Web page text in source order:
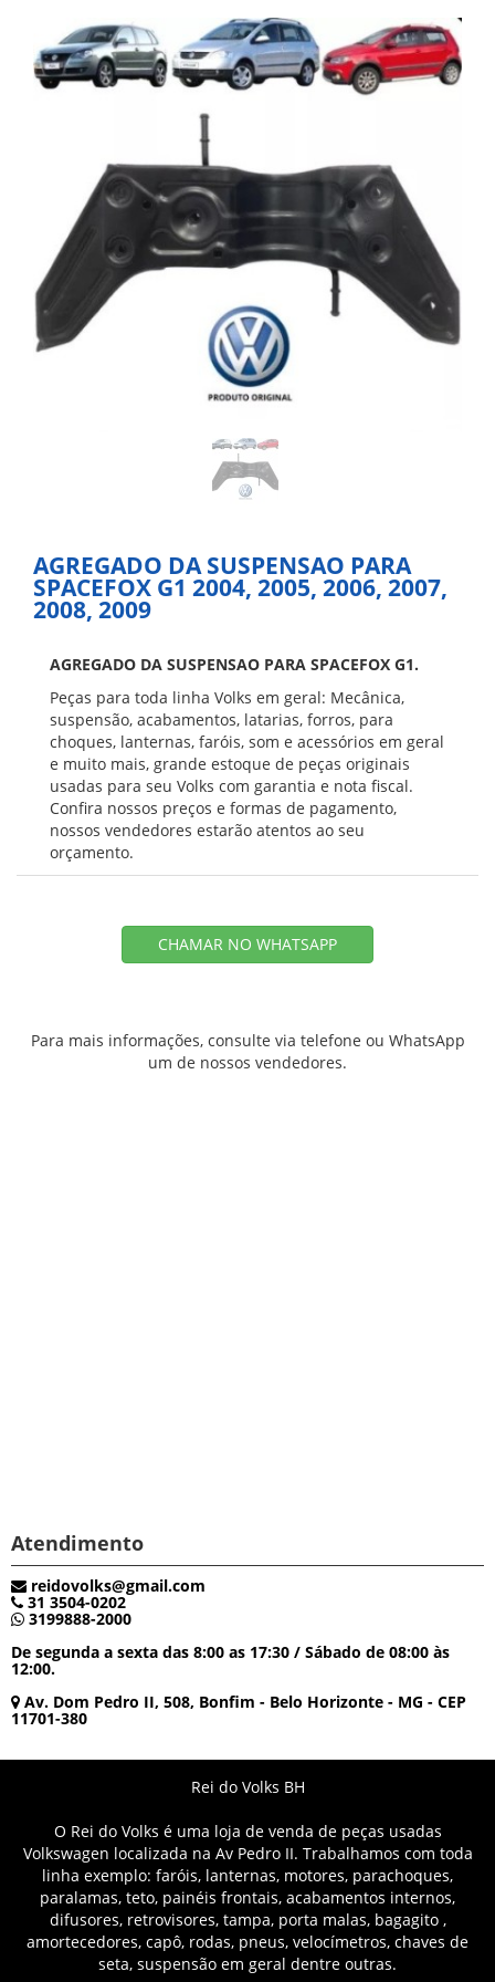
AGREGADO DA SUSPENSAO PARA
SPACEFOX G1 2004, 2005, 2006, 2007,
2008, 2009
AGREGADO DA SUSPENSAO PARA SPACEFOX G1.
Peças para toda linha Volks em geral: Mecânica,
suspensão, acabamentos, latarias, forros, para
choques, lanternas, faróis, som e acessórios em geral
e muito mais, grande estoque de peças originais
usadas para seu Volks com garantia e nota fiscal.
Confira nossos preços e formas de pagamento,
nossos vendedores estarão atentos ao seu
orçamento.
CHAMAR NO WHATSAPP
Para mais informações, consulte via telefone ou WhatsApp
um de nossos vendedores.
Atendimento
reidovolks@gmail.com
31 3504-0202
3199888-2000
De segunda a sexta das 8:00 as 17:30 / Sábado de 08:00 às
12:00.
Av. Dom Pedro II, 508, Bonfim - Belo Horizonte - MG - CEP
11701-380
Rei do Volks BH
O Rei do Volks é uma loja de venda de peças usadas
Volkswagen localizada na Av Pedro II. Trabalhamos com toda
linha exemplo: faróis, lanternas, motores, parachoques,
paralamas, teto, painéis frontais, acabamentos internos,
difusores, retrovisores, tampa, porta malas, bagagito ,
amortecedores, capô, rodas, pneus, velocímetros, chaves de
seta, suspensão em geral dentre outras.